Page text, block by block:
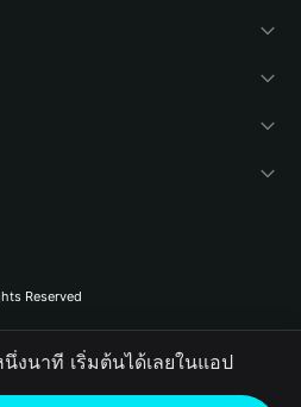
Reserved
งนาที เริ่มต้นได้เลยในแอป